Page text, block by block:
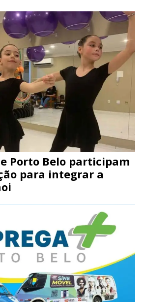
Porto Belo participam
para integrar a